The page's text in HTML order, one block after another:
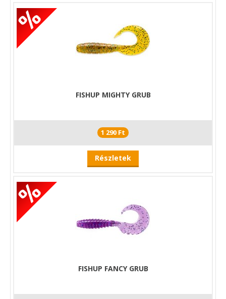
FISHUP MIGHTY GRUB
1 290 Ft
Részletek
FISHUP FANCY GRUB